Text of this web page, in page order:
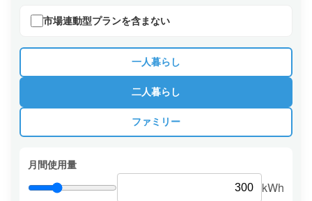
市場連動型プランを含まない
一人暮らし
二人暮らし
ファミリー
月間使用量
kWh